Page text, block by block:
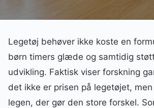
Legetøj behøver ikke koste en
børn timers glæde og samtidig
udvikling. Faktisk viser forskning
det ikke er prisen på legetøjet,
legen, der gør den store forskel.